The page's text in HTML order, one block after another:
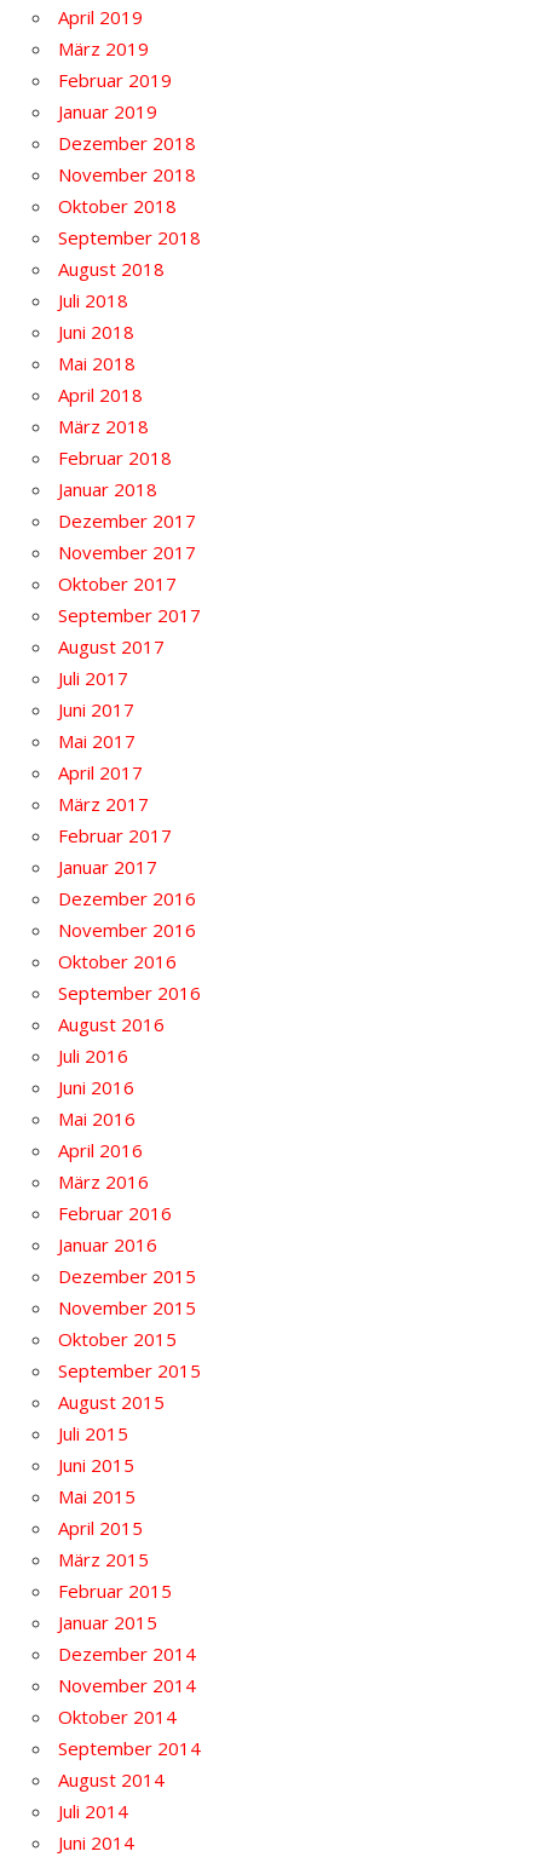
April 2019
März 2019
Februar 2019
Januar 2019
Dezember 2018
November 2018
Oktober 2018
September 2018
August 2018
Juli 2018
Juni 2018
Mai 2018
April 2018
März 2018
Februar 2018
Januar 2018
Dezember 2017
November 2017
Oktober 2017
September 2017
August 2017
Juli 2017
Juni 2017
Mai 2017
April 2017
März 2017
Februar 2017
Januar 2017
Dezember 2016
November 2016
Oktober 2016
September 2016
August 2016
Juli 2016
Juni 2016
Mai 2016
April 2016
März 2016
Februar 2016
Januar 2016
Dezember 2015
November 2015
Oktober 2015
September 2015
August 2015
Juli 2015
Juni 2015
Mai 2015
April 2015
März 2015
Februar 2015
Januar 2015
Dezember 2014
November 2014
Oktober 2014
September 2014
August 2014
Juli 2014
Juni 2014